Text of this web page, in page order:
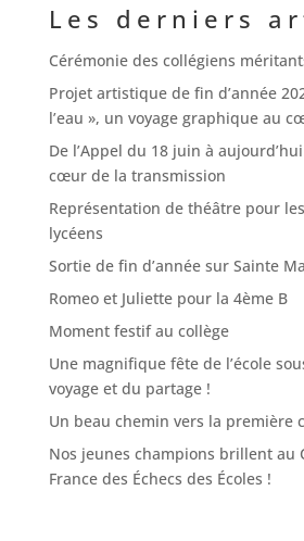
Les derniers
Cérémonie des collégiens
Projet artistique de fin d’année
l’eau », un voyage graphique au
De l’Appel du 18 juin à
cœur de la transmission
Représentation de théâtre pour
lycéens
Sortie de fin d’année sur Sainte
Romeo et Juliette pour la 4ème B
Moment festif au collège
Une magnifique fête de l’école
voyage et du partage !
Un beau chemin vers la première
Nos jeunes champions brillent au
France des Échecs des Écoles !